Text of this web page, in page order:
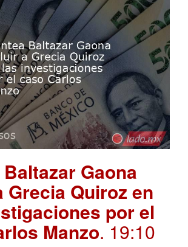
Gaona
Grecia Quiroz en
por el
Manzo. 19:10